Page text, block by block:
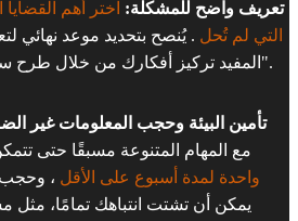
تعريف واضح للمشكلة: اختر أهم
التي لم تُحل . يُنصح بتحديد موعد نهائي
المفيد تركيز أفكارك من خلال طرح سؤال "لماذا" بدلاً من "كيف".
تأمين البيئة وحجب المعلومات غير
مع المهام المتنوعة مسبقًا حتى
واحدة لمدة أسبوع على الأقل ، وحجب
يمكن أن تشتت انتباهك تمامًا، مثل